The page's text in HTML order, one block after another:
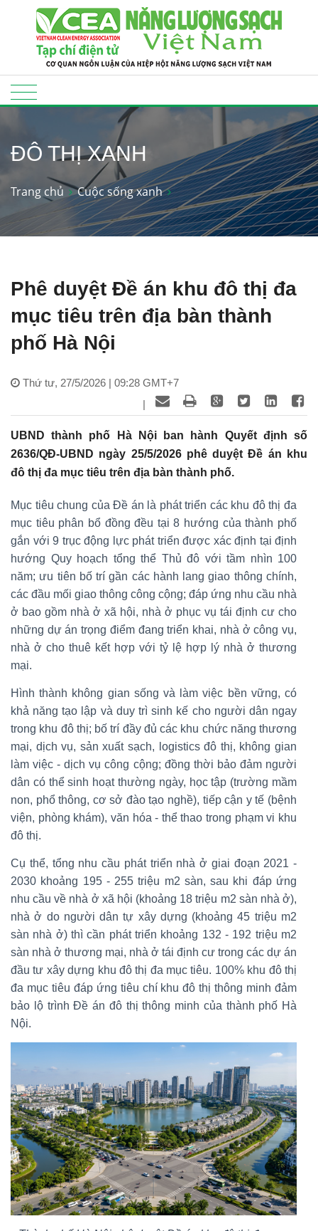
ĐÔ THỊ XANH
Trang chủ Cuộc sống xanh
Phê duyệt Đề án khu đô thị đa
mục tiêu trên địa bàn thành
phố Hà Nội
Thứ tư, 27/5/2026 | 09:28 GMT+7
|
UBND thành phố Hà Nội ban hành Quyết định số
2636/QĐ-UBND ngày 25/5/2026 phê duyệt Đề án khu
đô thị đa mục tiêu trên địa bàn thành phố.
Mục tiêu chung của Đề án là phát triển các khu đô thị đa
mục tiêu phân bổ đồng đều tại 8 hướng của thành phố
gắn với 9 trục động lực phát triển được xác định tại định
hướng Quy hoạch tổng thể Thủ đô với tầm nhìn 100
năm; ưu tiên bố trí gần các hành lang giao thông chính,
các đầu mối giao thông công cộng; đáp ứng nhu cầu nhà
ở bao gồm nhà ở xã hội, nhà ở phục vụ tái định cư cho
những dự án trọng điểm đang triển khai, nhà ở công vụ,
nhà ở cho thuê kết hợp với tỷ lệ hợp lý nhà ở thương
mại.
Hình thành không gian sống và làm việc bền vững, có
khả năng tạo lập và duy trì sinh kế cho người dân ngay
trong khu đô thị; bố trí đầy đủ các khu chức năng thương
mại, dịch vụ, sản xuất sạch, logistics đô thị, không gian
làm việc - dịch vụ công cộng; đồng thời bảo đảm người
dân có thể sinh hoạt thường ngày, học tập (trường mầm
non, phổ thông, cơ sở đào tạo nghề), tiếp cận y tế (bệnh
viện, phòng khám), văn hóa - thể thao trong phạm vi khu
đô thị.
Cụ thể, tổng nhu cầu phát triển nhà ở giai đoạn 2021 -
2030 khoảng 195 - 255 triệu m2 sàn, sau khi đáp ứng
nhu cầu về nhà ở xã hội (khoảng 18 triệu m2 sàn nhà ở),
nhà ở do người dân tự xây dựng (khoảng 45 triệu m2
sàn nhà ở) thì cần phát triển khoảng 132 - 192 triệu m2
sàn nhà ở thương mại, nhà ở tái định cư trong các dự án
đầu tư xây dựng khu đô thị đa mục tiêu. 100% khu đô thị
đa mục tiêu đáp ứng tiêu chí khu đô thị thông minh đảm
bảo lộ trình Đề án đô thị thông minh của thành phố Hà
Nội.